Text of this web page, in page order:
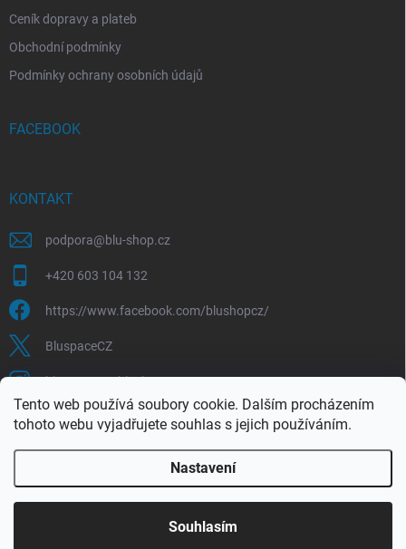
Tento web používá soubory cookie. Dalším procházením
tohoto webu vyjadřujete souhlas s jejich používáním.
Nastavení
Souhlasím
Ceník dopravy a plateb
Obchodní podmínky
Podmínky ochrany osobních údajů
FACEBOOK
KONTAKT
podpora@blu-shop.cz
+420 603 104 132
https://www.facebook.com/blushopcz/
BluspaceCZ
bluspace.cz_blushop.cz
Blu-space.cz Blu-shop.cz Štěpán Čermák
Blu-shop.cz . Všechna práva vyhrazena.